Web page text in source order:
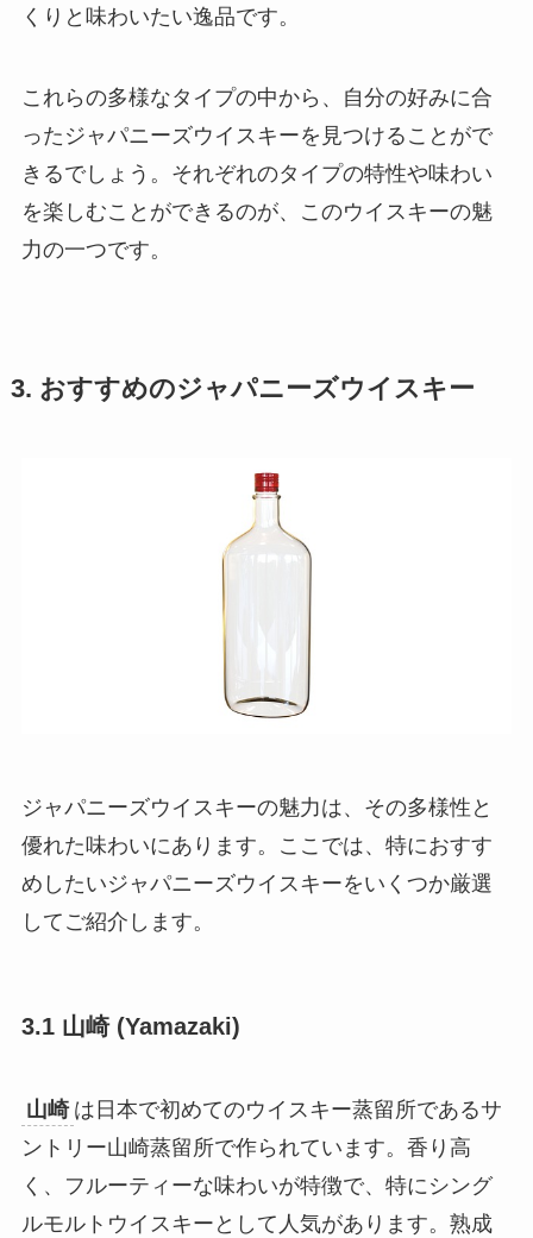
くりと味わいたい逸品です。
これらの多様なタイプの中から、自分の好みに合
ったジャパニーズウイスキーを見つけることがで
きるでしょう。それぞれのタイプの特性や味わい
を楽しむことができるのが、このウイスキーの魅
力の一つです。
3. おすすめのジャパニーズウイスキー
ジャパニーズウイスキーの魅力は、その多様性と
優れた味わいにあります。ここでは、特におすす
めしたいジャパニーズウイスキーをいくつか厳選
してご紹介します。
3.1 山崎 (Yamazaki)
山崎 は日本で初めてのウイスキー蒸留所であるサ
ントリー山崎蒸留所で作られています。香り高
く、フルーティーな味わいが特徴で、特にシング
ルモルトウイスキーとして人気があります。熟成